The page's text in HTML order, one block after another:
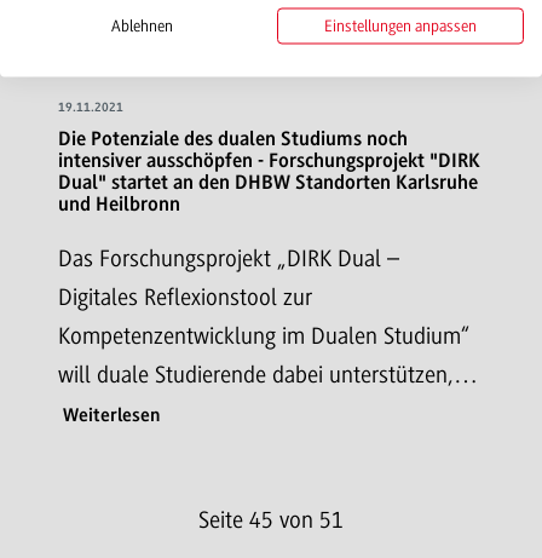
Als erste der ehemaligen… Weiterlesen
19.11.2021
Die Potenziale des dualen Studiums noch
intensiver ausschöpfen - Forschungsprojekt "DIRK
Dual" startet an den DHBW Standorten Karlsruhe
und Heilbronn
Das Forschungsprojekt „DIRK Dual –
Digitales Reflexionstool zur
Kompetenzentwicklung im Dualen Studium“
will duale Studierende dabei unterstützen,…
Weiterlesen
Seite 45 von 51
Ablehnen Einstellungen anpassen